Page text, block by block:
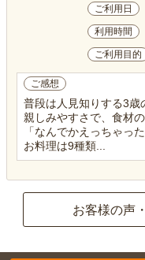
ご利用日
利用時間
ご利用目的
ご感想
普段は人見知りする3歳
親しみやすさで、食材
「なんでかえっちゃっ
お料理は9種類...
お客様の声